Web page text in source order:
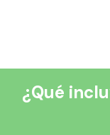
¿Qué